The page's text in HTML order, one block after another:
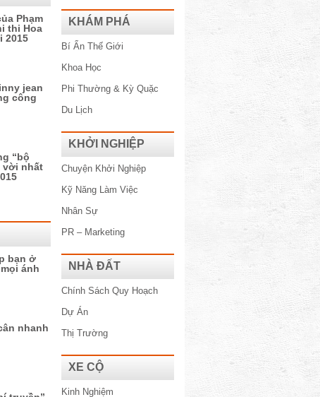
Phạm
thi Hoa
2015
jean
công
“bộ
vời nhất
bạn ở
ánh
nhanh
KHÁM PHÁ
Bí Ẩn Thế Giới
Khoa Học
Phi Thường & Kỳ Quặc
Du Lịch
KHỞI NGHIỆP
Chuyện Khởi Nghiệp
Kỹ Năng Làm Việc
Nhân Sự
PR – Marketing
NHÀ ĐẤT
Chính Sách Quy Hoạch
Dự Án
Thị Trường
XE CỘ
Kinh Nghiệm